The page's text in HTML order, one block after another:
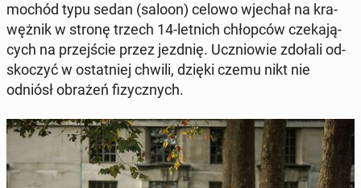
mo­chód typu sedan (saloon) celowo wjechał na kra­
węż­nik w stronę trzech 14-letnich chłop­ców cze­ka­ją­
cych na przej­ście przez jezdnię. Ucznio­wie zdołali od­
sko­czyć w ostat­niej chwili, dzięki czemu nikt nie
odniósł obrażeń fi­zycz­nych.